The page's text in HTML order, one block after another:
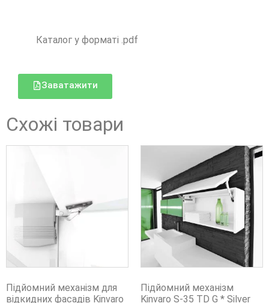
Каталог у форматі .pdf
Заватажити
Схожі товари
Підйомний механізм для
відкидних фасадів Kinvaro
Підйомний механізм
Kinvaro S-35 TD G * Silver